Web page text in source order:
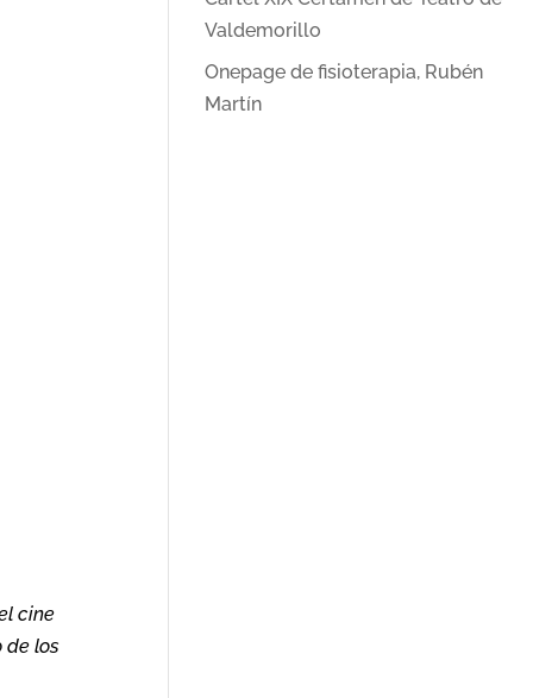
cine
de los
Valdemorillo
Onepage de fisioterapia, Rubén
Martín